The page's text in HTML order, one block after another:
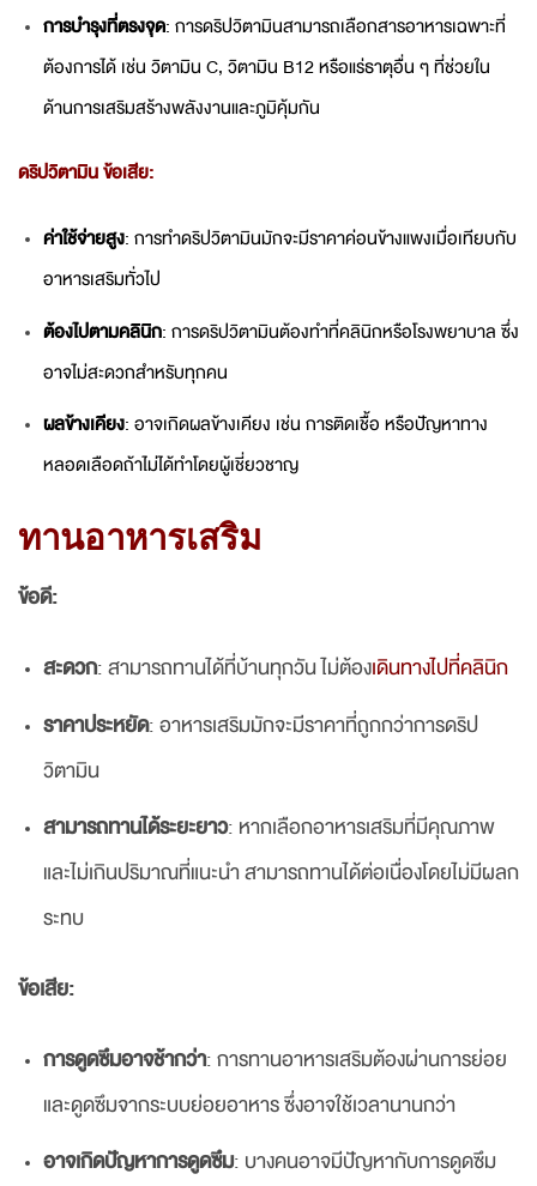
การบำรุงที่ตรงจุด: การดริปวิตามินสามารถเลือกสารอาหารเฉพาะที่
ต้องการได้ เช่น วิตามิน C, วิตามิน B12 หรือแร่ธาตุอื่น ๆ ที่ช่วยใน
ด้านการเสริมสร้างพลังงานและภูมิคุ้มกัน
ดริปวิตามินข้อเสีย:
ค่าใช้จ่ายสูง: การทำดริปวิตามินมักจะมีราคาค่อนข้างแพงเมื่อเทียบกับ
อาหารเสริมทั่วไป
ต้องไปตามคลินิก: การดริปวิตามินต้องทำที่คลินิกหรือโรงพยาบาล ซึ่ง
อาจไม่สะดวกสำหรับทุกคน
ผลข้างเคียง: อาจเกิดผลข้างเคียง เช่น การติดเชื้อ หรือปัญหาทาง
หลอดเลือดถ้าไม่ได้ทำโดยผู้เชี่ยวชาญ
ทานอาหารเสริม
ข้อดี:
สะดวก: สามารถทานได้ที่บ้านทุกวัน ไม่ต้องเดินทางไปที่คลินิก
ราคาประหยัด: อาหารเสริมมักจะมีราคาที่ถูกกว่าการดริป
วิตามิน
สามารถทานได้ระยะยาว: หากเลือกอาหารเสริมที่มีคุณภาพ
และไม่เกินปริมาณที่แนะนำ สามารถทานได้ต่อเนื่องโดยไม่มีผลก
ระทบ
ข้อเสีย:
การดูดซึมอาจช้ากว่า: การทานอาหารเสริมต้องผ่านการย่อย
และดูดซึมจากระบบย่อยอาหาร ซึ่งอาจใช้เวลานานกว่า
อาจเกิดปัญหาการดูดซึม: บางคนอาจมีปัญหากับการดูดซึม